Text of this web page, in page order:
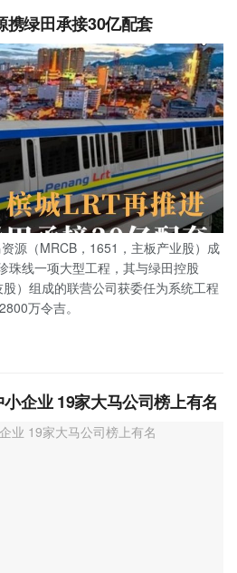
携绿田承接30亿配套
源（MRCB，1651，主板产业股）成
珠线一项大型工程，其与绿田控股
股）组成的联营公司获委任为系统工程
万令吉。
企业 19家大马公司榜上有名